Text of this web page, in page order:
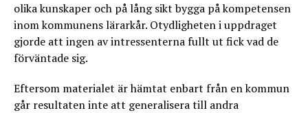
olika kunskaper och på lång sikt bygga på kompetensen
inom kommunens lärarkår. Otydligheten i uppdraget
gjorde att ingen av intressenterna fullt ut fick vad de
förväntade sig.
Eftersom materialet är hämtat enbart från en kommun
går resultaten inte att generalisera till andra